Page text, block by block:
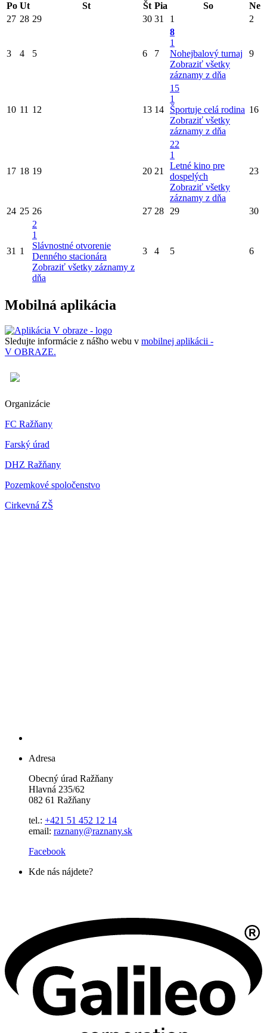
Po Ut St Št Pia So
Ne
27 28 29 30 31 1 2
3 4 5 6 7
8
1
Nohejbalový turnaj
Zobraziť všetky
záznamy z dňa
9
10 11 12 13 14
15
1
Športuje celá rodina
Zobraziť všetky
záznamy z dňa
16
17 18 19 20 21
22
1
Letné kino pre
dospelých
Zobraziť všetky
záznamy z dňa
23
24 25 26 27 28 29 30
31 1
2
1
Slávnostné otvorenie
Denného stacionára
Zobraziť všetky záznamy z
dňa
3 4 5 6
Mobilná aplikácia
Sledujte informácie z nášho webu v mobilnej aplikácii -
V OBRAZE.
Organizácie
FC Ražňany
Farský úrad
DHZ Ražňany
Pozemkové spoločenstvo
Cirkevná ZŠ
Adresa
Obecný úrad Ražňany
Hlavná 235/62
082 61 Ražňany
tel.: +421 51 452 12 14
email: raznany@raznany.sk
Facebook
Kde nás nájdete?